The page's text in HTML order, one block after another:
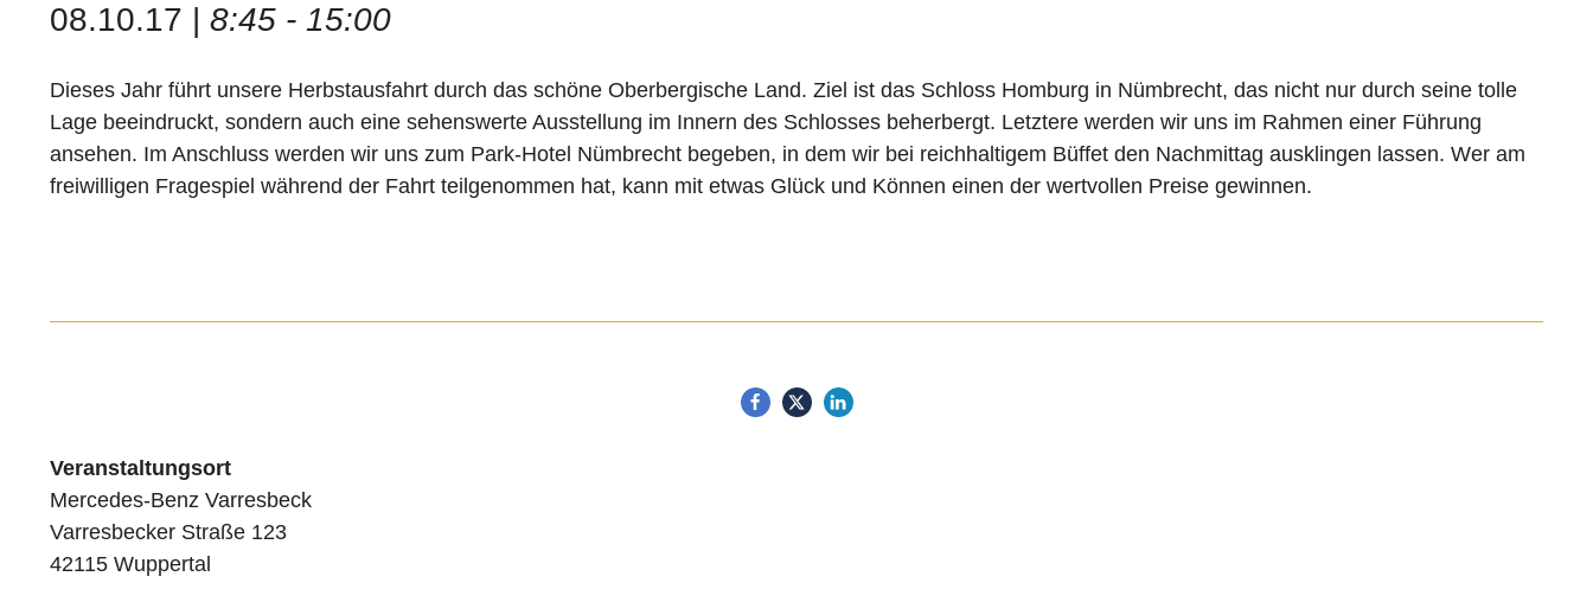
08.10.17 | 8:45 - 15:00
Dieses Jahr führt unsere Herbstausfahrt durch das schöne Oberbergische Land. Ziel ist das Schloss Homburg in Nümbrecht, das nicht nur durch seine tolle
Lage beeindruckt, sondern auch eine sehenswerte Ausstellung im Innern des Schlosses beherbergt. Letztere werden wir uns im Rahmen einer Führung
ansehen. Im Anschluss werden wir uns zum Park-Hotel Nümbrecht begeben, in dem wir bei reichhaltigem Büffet den Nachmittag ausklingen lassen. Wer am
freiwilligen Fragespiel während der Fahrt teilgenommen hat, kann mit etwas Glück und Können einen der wertvollen Preise gewinnen.
Veranstaltungsort
Mercedes-Benz Varresbeck
Varresbecker Straße 123
42115 Wuppertal